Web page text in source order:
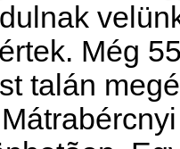
Még
talán